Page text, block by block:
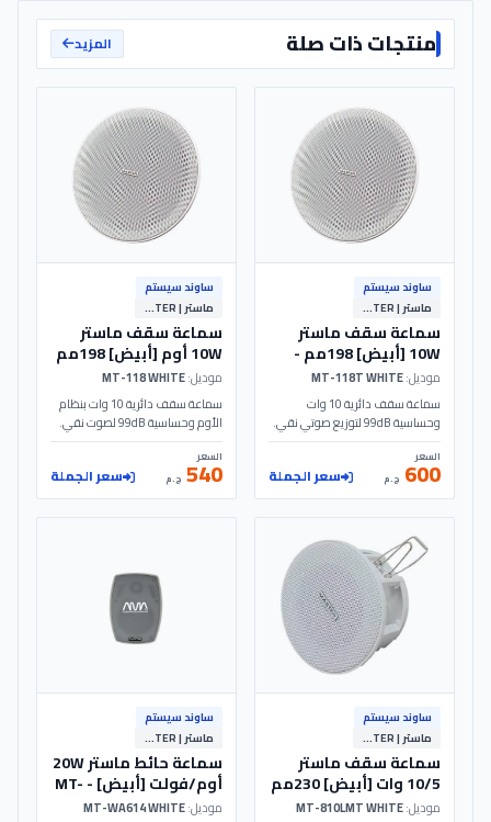
منتجات ذات صلة المزيد
ساوند سيستم
ماستر | MASTER
سماعة سقف ماستر
10W [أبيض] 198مم -
MT-118T - MASTER
موديل:
سماعة سقف دائرية 10 وات
وحساسية 99dB لتوزيع صوتي نقي.
تصميم أبيض بقطر 198مم مثالي
الموديل: MT-118T | MASTER
السعر
600 ج.م سعر الجملة
ساوند سيستم
ماستر | MASTER
سماعة سقف ماستر
10W أوم [أبيض] 198مم
- MT-118 - MASTER
موديل:
سماعة سقف دائرية 10 وات بنظام
الأوم وحساسية 99dB لصوت نقي.
تصميم أبيض أنيق بقطر 198مم مثالي
لأنظمة الساوند سيستم والمتاجر.
الموديل: MT-118 | MASTER
السعر
540 ج.م سعر الجملة
ساوند سيستم
ماستر | MASTER
سماعة سقف ماستر
10/5 وات [أبيض] 230مم
- MT-810LMT - MASTER
موديل:
ساوند سيستم
ماستر | MASTER
سماعة حائط ماستر 20W
أوم/فولت [أبيض] - MT-
WA614 - MASTER
موديل: